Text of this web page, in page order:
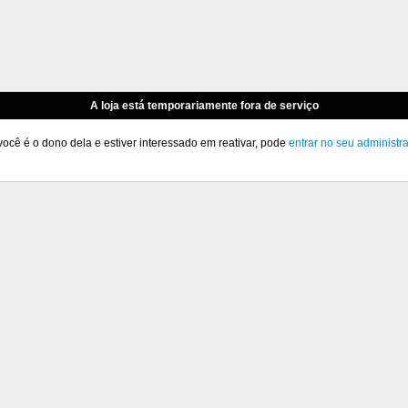
A loja está temporariamente fora de serviço
é o dono dela e estiver interessado em reativar, pode entrar no seu